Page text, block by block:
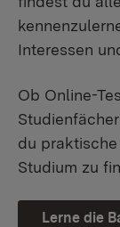
Interessen
Ob Online-
du
Studium zu
Lerne die